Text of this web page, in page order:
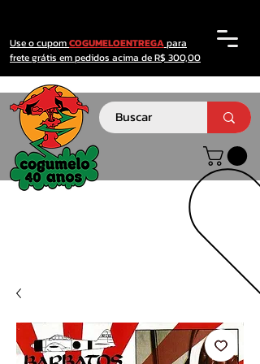
Use o cupomCOGUMELOENTREGApara
frete grátis em pedidos acima de R$ 300,00